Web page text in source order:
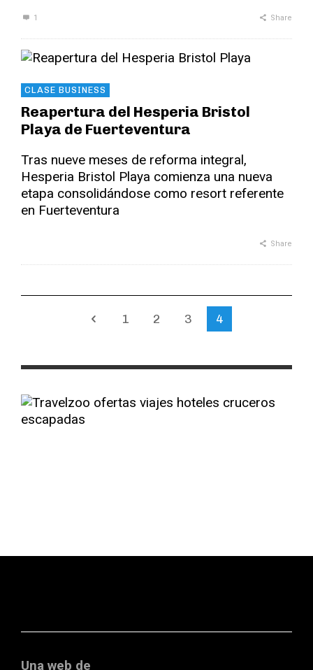
1 Share
CLASE BUSINESS
Reapertura del Hesperia Bristol
Playa de Fuerteventura
Tras nueve meses de reforma integral,
Hesperia Bristol Playa comienza una nueva
etapa consolidándose como resort referente
en Fuerteventura
Share
1 2 3 4
Una web de